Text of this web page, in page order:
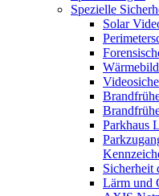
Spezielle
Solar
Parkhaus
Sicherheit
Lärm und